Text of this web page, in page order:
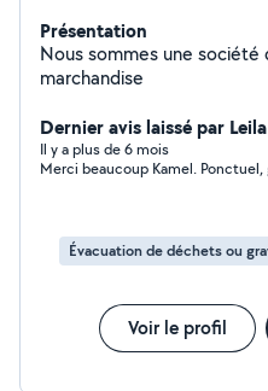
Présentation
Nous sommes une
marchandise
Dernier avis laissé par
Il y a plus de 6 mois
Merci beaucoup Kamel.
Évacuation de déchets ou
Voir le profil